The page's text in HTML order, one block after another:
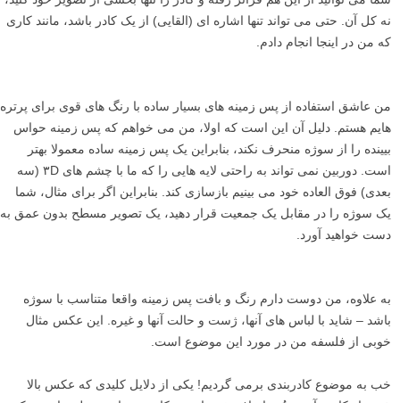
بنابراین هنوز هم چشم شما را به سمت سوژه می کشد – که خورشید در
حال طلوع و پُل و برج ها است – اما کاملا لطیف است. من که می گویم پُل
و برج ها در پایین عکس یک کادر طبیعی دوم نیز ایجاد کرده اند که خورشید را
در بر می گیرد، شما چه فکر می کنید؟